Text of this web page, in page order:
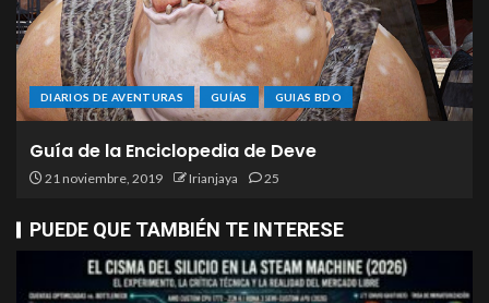
DIARIOS DE AVENTURAS GUÍAS GUIAS BDO
Guía de la Enciclopedia de Deve
21 noviembre, 2019 Irianjaya 25
PUEDE QUE TAMBIÉN TE INTERESE